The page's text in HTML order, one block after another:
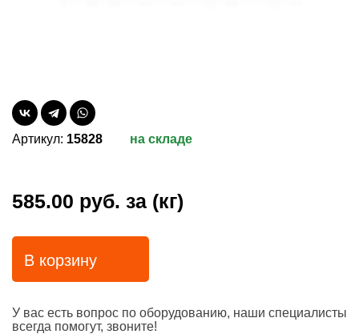
Артикул: 15828 на складе
585.00 руб. за (кг)
В корзину
У вас есть вопрос по оборудованию, наши специалисты
всегда помогут, звоните!